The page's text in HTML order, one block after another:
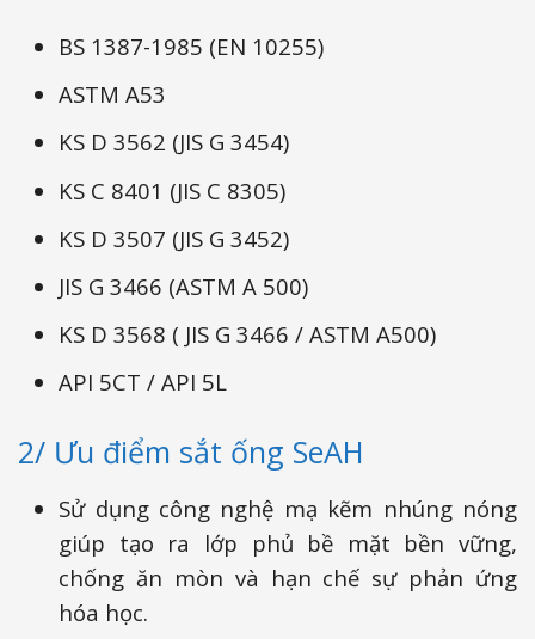
BS 1387-1985 (EN 10255)
ASTM A53
KS D 3562 (JIS G 3454)
KS C 8401 (JIS C 8305)
KS D 3507 (JIS G 3452)
JIS G 3466 (ASTM A 500)
KS D 3568 ( JIS G 3466 / ASTM A500)
API 5CT / API 5L
2/ Ưu điểm sắt ống SeAH
Sử dụng công nghệ mạ kẽm nhúng nóng
giúp tạo ra lớp phủ bề mặt bền vững,
chống ăn mòn và hạn chế sự phản ứng
hóa học.